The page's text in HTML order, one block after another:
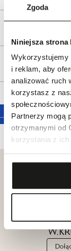
Zgoda
Niniejsza
Wykorzystujemy
i reklam, aby
analizować ruch
korzystasz z
Partnerzy mogą
otrzymanymi od
korzystania z ich
Reklamacje i
Tagi